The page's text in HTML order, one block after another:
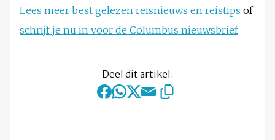
Lees meer best gelezen reisnieuws en reistips of
schrijf je nu in voor de Columbus nieuwsbrief
Deel dit artikel: